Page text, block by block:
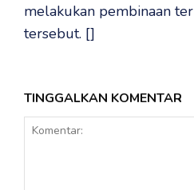
melakukan pembinaan
tersebut. []
TINGGALKAN KOMENTAR